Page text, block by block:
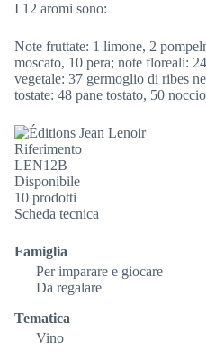
I 12 aromi sono:
Note fruttate: 1 limone, 2
moscato, 10 pera; note floreali:
vegetale: 37 germoglio di ribes
tostate: 48 pane tostato, 50
Riferimento
LEN12B
Disponibile
10 prodotti
Scheda tecnica
Famiglia
Per imparare e giocare
Da regalare
Tematica
Vino